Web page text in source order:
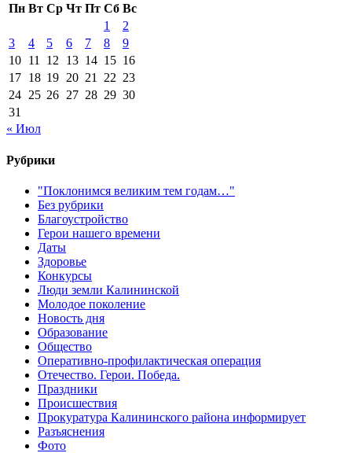
Пн Вт Ср Чт Пт Сб Вс
1
2
3
4 5 6 7 8
9
10 11 12 13 14 15 16
17 18 19 20 21 22 23
24 25 26 27 28 29 30
31
« Июл
Рубрики
"Поклонимся великим тем годам…"
Без рубрики
Благоустройство
Герои нашего времени
Даты
Здоровье
Конкурсы
Люди земли Калининской
Молодое поколение
Новость дня
Образование
Общество
Оперативно-профилактическая операция
Отечество. Герои. Победа.
Праздники
Происшествия
Прокуратура Калининского района информирует
Разъяснения
Фото